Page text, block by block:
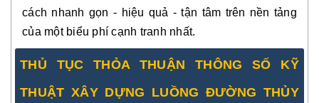
cách nhanh gọn - hiệu quả - tận tâm trên nền tảng
của một biểu phí cạnh tranh nhất.
THỦ TỤC THỎA THUẬN THÔNG SỐ KỸ
THUẬT XÂY DỰNG LUỒNG ĐƯỜNG THỦY